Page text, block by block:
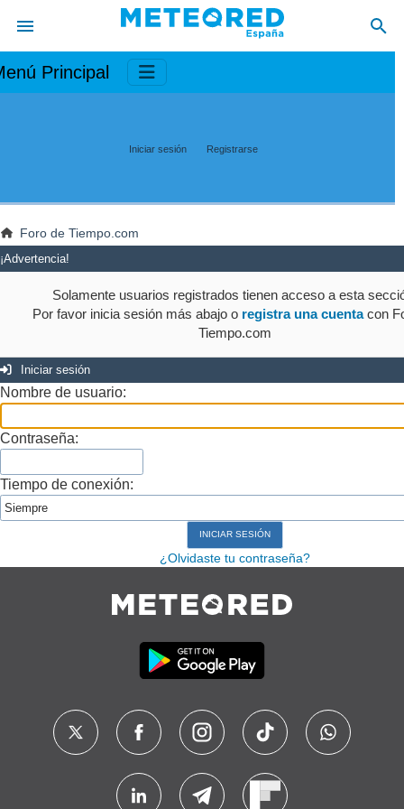
Principal
Iniciar sesión Registrarse
Foro de Tiempo.com
¡Advertencia!
Solamente usuarios registrados tienen acceso a esta
Por favor inicia sesión más abajo o registra una cuentacon
Tiempo.com
Iniciar sesión
Nombre de usuario:
Contraseña:
Tiempo de conexión:
¿Olvidaste tu contraseña?